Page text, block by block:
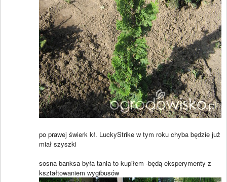
po prawej świerk kł. LuckyStrike w tym roku chyba będzie już
miał szyszki
sosna banksa była tania to kupiłem -będą eksperymenty z
kształtowaniem wygibusów